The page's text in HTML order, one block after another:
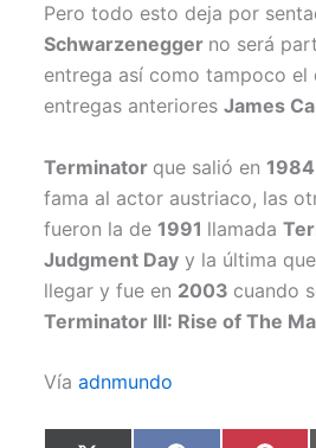
Pero todo esto deja por
Schwarzenegger no será
entrega así como tampoco
entregas anterioresJames
Terminator que salió en1984
fama al actor austriaco, las
fueron la de1991 llamada
Judgment Day y la última
llegar y fue en 2003 cuando
Terminator III: Rise of The
Víaadnmundo